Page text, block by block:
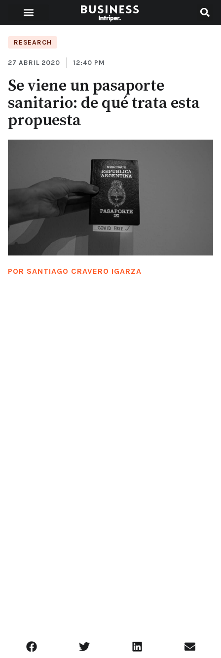
RESEARCH
27 ABRIL 2020 12:40 PM
Se viene un pasaporte
sanitario: de qué trata esta
propuesta
POR SANTIAGO CRAVERO IGARZA